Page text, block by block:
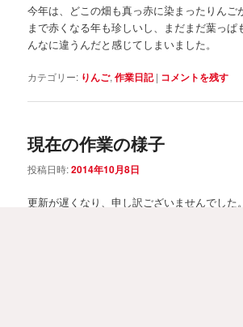
今年は、どこの畑も真っ赤に染まったりんご
まで赤くなる年も珍しいし、まだまだ葉っぱ
んなに違うんだと感じてしまいました。
カテゴリー: りんご,作業日記 | コメントを残す
現在の作業の様子
投稿日時:2014年10月8日
更新が遅くなり、申し訳ございませんでした。